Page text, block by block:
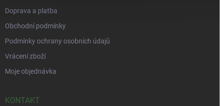
Doprava a platba
Obchodní podmínky
Podmínky ochrany osobních údajů
Vrácení zboží
Moje objednávka
KONTAKT